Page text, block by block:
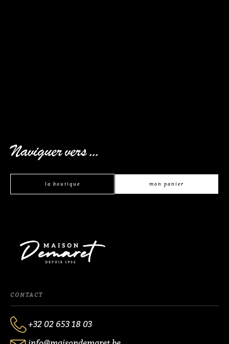
Naviguer vers ...
la boutique mon panier
CONTACT
+32 02 653 18 03